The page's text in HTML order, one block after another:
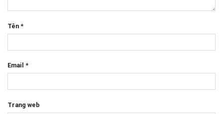
Tên *
Email *
Trang web